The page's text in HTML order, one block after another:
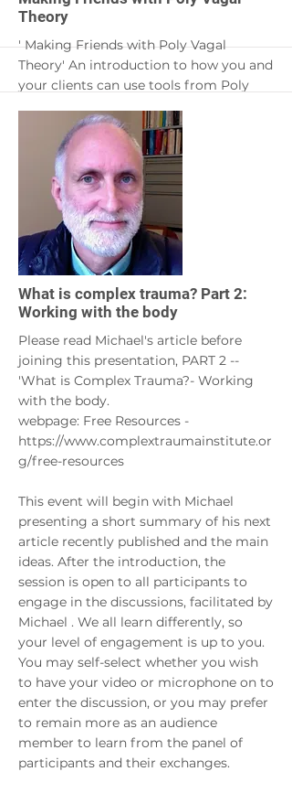
Theory
' Making Friends with Poly Vagal
Theory' An introduction to how you and
your clients can use tools from Poly
now. The tools demystify dissociation
and offer practical, body-based
techniques to help clients change the
'gear' their nervous system is operating
in. Clients using these skills often gain a
deeper understanding of the nuances of
their trauma responses and more
control over them in daily life.
More
What is complex trauma? Part 2:
Working with the body
Please read Michael's article before
joining this presentation, PART 2 --
'What is Complex Trauma?- Working
with the body.
webpage: Free Resources -
https://www.complextraumainstitute.or
g/free-resources
This event will begin with Michael
presenting a short summary of his next
article recently published and the main
ideas. After the introduction, the
session is open to all participants to
engage in the discussions, facilitated by
Michael . We all learn differently, so
your level of engagement is up to you.
You may self-select whether you wish
to have your video or microphone on to
enter the discussion, or you may prefer
to remain more as an audience
member to learn from the panel of
participants and their exchanges.